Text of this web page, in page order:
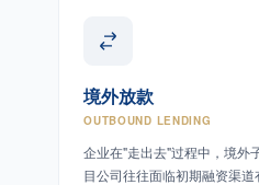
境外放款
OUTBOUND LENDING
企业在"走出去"过程中，境外
目公司往往面临初期融资渠道